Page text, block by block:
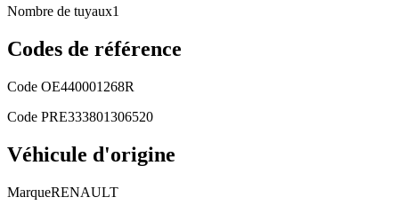
Nombre de tuyaux1
Codes de référence
Code OE440001268R
Code PRE333801306520
Véhicule d'origine
MarqueRENAULT